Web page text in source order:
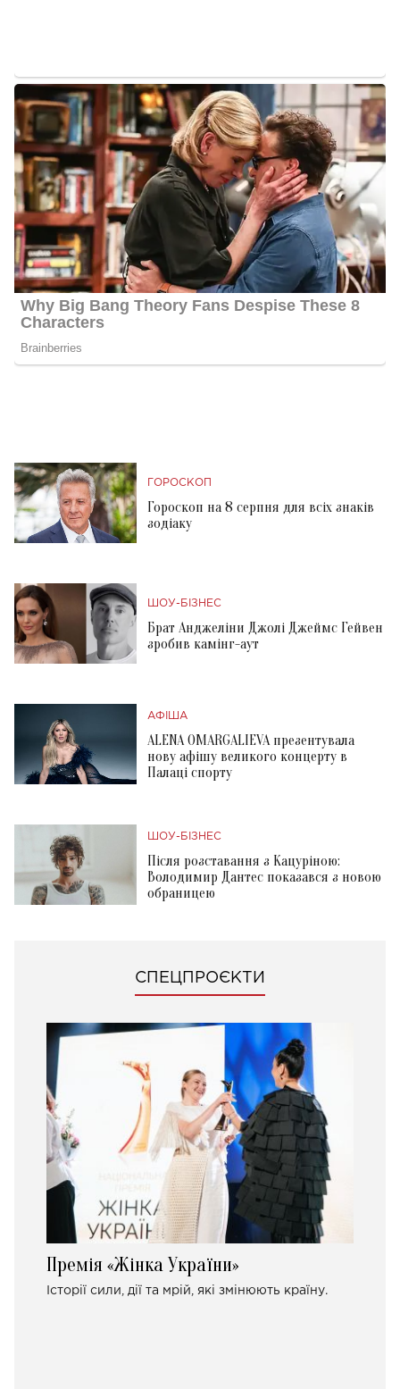
ГОРОСКОП
Гороскоп на 8 серпня для всіх знаків
зодіаку
ШОУ-БІЗНЕС
Брат Анджеліни Джолі Джеймс Гейвен
зробив камінг-аут
АФІША
ALENA OMARGALIEVA презентувала
нову афішу великого концерту в
Палаці спорту
ШОУ-БІЗНЕС
Після розставання з Кацуріною:
Володимир Дантес показався з новою
обраницею
СПЕЦПРОЄКТИ
Премія «Жінка України»
Історії сили, дії та мрій, які змінюють країну.